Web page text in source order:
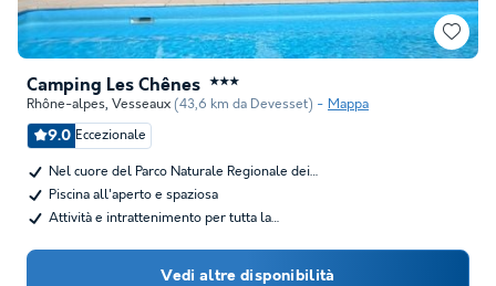
Camping Les Chênes ★★★
Rhône-alpes, Vesseaux (43,6 km da Devesset) Mappa
9.0 Eccezionale
Nel cuore del Parco Naturale Regionale dei…
Piscina all'aperto e spaziosa
Attività e intrattenimento per tutta la…
Vedi altre disponibilità